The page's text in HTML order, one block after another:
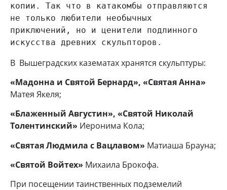
копии. Так что в катакомбы отправляются
не только любители необычных
приключений, но и ценители подлинного
искусства древних скульпторов.
В Вышеградских казематах хранятся скульптуры:
«Мадонна и Святой Бернард», «Святая Анна»
Матея Якеля;
«Блаженный Августин», «Святой Николай
Толентинский» Иеронима Кола;
«Святая Людмила с Вацлавом» Матиаша Брауна;
«Святой Войтех» Михаила Брокофа.
При посещении таинственных подземелий